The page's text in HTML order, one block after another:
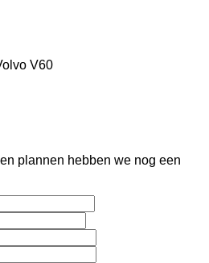
V60
plannen hebben we nog een